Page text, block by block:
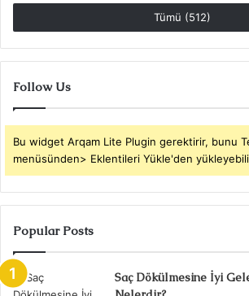
Tümü (512)
Follow Us
Bu widget Arqam Lite Plugin gerektirir, bunu
menüsünden> Eklentileri Yükle'den
Popular Posts
Saç Dökülmesine İyi